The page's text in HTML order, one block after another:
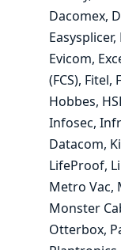
Dacomex,
Evicom,
(FCS),
Hobbes,
Infosec,
Datacom,
LifeProof,
Metro Vac,
Monster
Otterbox,